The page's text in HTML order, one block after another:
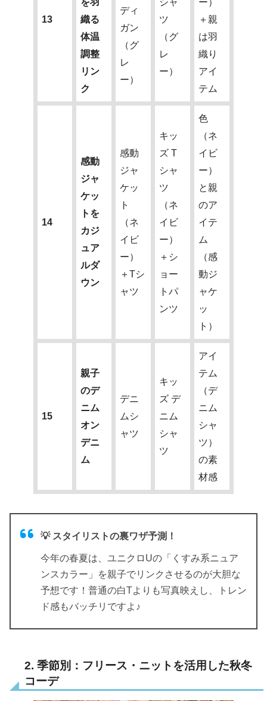
13
織る
体温
調整
リン
ク
ディ
ガン
（グ
レ
ー）
ツ
（グ
レ
ー）
＋親
は羽
織り
アイ
テム
14
感動
ジャ
ケッ
トを
カジ
ュア
ルダ
ウン
感動
ジャ
ケッ
ト
（ネ
イビ
ー）
＋Tシ
ャツ
キッ
ズ T
シャ
ツ
（ネ
イビ
ー）
＋シ
ョー
トパ
ンツ
色
（ネ
イビ
ー）
と親
のア
イテ
ム
（感
動ジ
ャケ
ッ
ト）
15
親子
のデ
ニム
オン
デニ
ム
デニ
ムシ
ャツ
キッ
ズ デ
ニム
シャ
ツ
アイ
テム
（デ
ニム
シャ
ツ）
の素
材感
💡 スタイリストの裏ワザ予測！
今年の春夏は、ユニクロUの「くすみ系ニュア
ンスカラー」を親子でリンクさせるのが大胆な
予想です！普通の白Tよりも写真映えし、トレン
ド感もバッチリですよ♪
2. 季節別：フリース・ニットを活用した秋冬
コーデ